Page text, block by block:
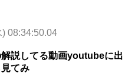
08:34:50.04
説してる動画youtubeに出
てみ